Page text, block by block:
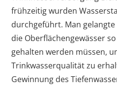
frühzeitig wurden
durchgeführt. Man
die Oberflächengewässer
gehalten werden müssen,
Trinkwasserqualität zu
Gewinnung des